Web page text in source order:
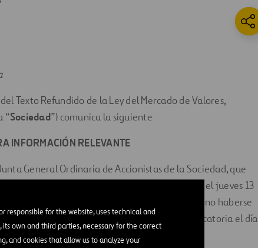
responsible for the website, uses technical and
its own and third parties, necessary for the correct
and cookies that allow us to analyze your
Texto Refundido de la Ley del Mercado de Valores,
“Sociedad”) comunica la siguiente
INFORMACIÓN RELEVANTE
General Ordinaria de Accionistas de la Sociedad, que
de la Habana número 208, 28036 Madrid, el jueves 13
segunda convocatoria para el caso de que, por no haberse
Junta no pueda celebrarse en primera convocatoria el día
hora.